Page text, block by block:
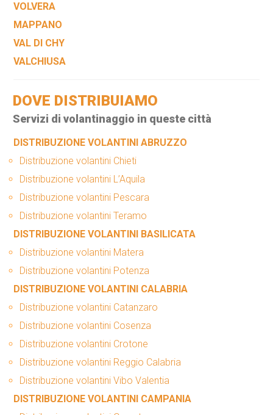
VOLVERA
MAPPANO
VAL DI CHY
VALCHIUSA
DOVE DISTRIBUIAMO
Servizi di volantinaggio in queste città
DISTRIBUZIONE VOLANTINI ABRUZZO
Distribuzione volantini Chieti
Distribuzione volantini L’Aquila
Distribuzione volantini Pescara
Distribuzione volantini Teramo
DISTRIBUZIONE VOLANTINI BASILICATA
Distribuzione volantini Matera
Distribuzione volantini Potenza
DISTRIBUZIONE VOLANTINI CALABRIA
Distribuzione volantini Catanzaro
Distribuzione volantini Cosenza
Distribuzione volantini Crotone
Distribuzione volantini Reggio Calabria
Distribuzione volantini Vibo Valentia
DISTRIBUZIONE VOLANTINI CAMPANIA